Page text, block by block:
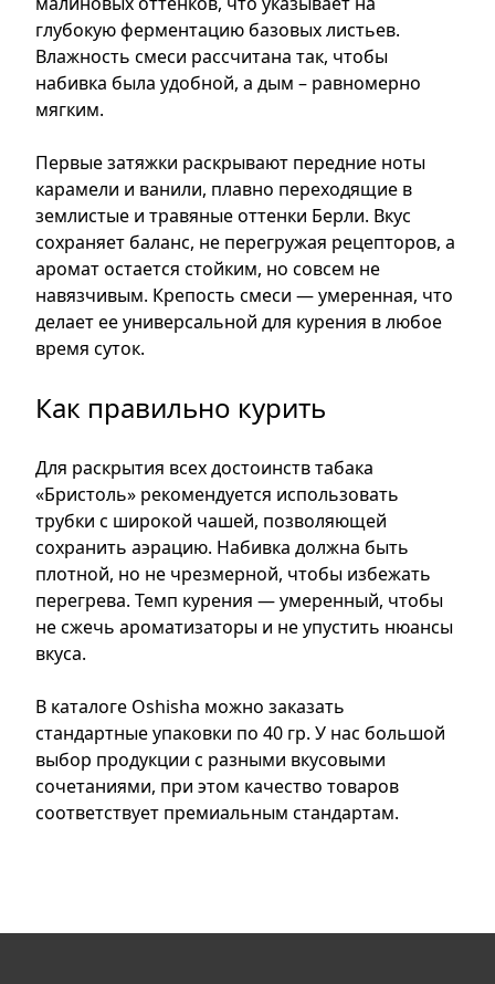
глубокую ферментацию базовых листьев.
Влажность смеси рассчитана так, чтобы
набивка была удобной, а дым – равномерно
мягким.
Первые затяжки раскрывают передние ноты
карамели и ванили, плавно переходящие в
землистые и травяные оттенки Берли. Вкус
сохраняет баланс, не перегружая рецепторов, а
аромат остается стойким, но совсем не
навязчивым. Крепость смеси — умеренная, что
делает ее универсальной для курения в любое
время суток.
Как правильно курить
Для раскрытия всех достоинств табака
«Бристоль» рекомендуется использовать
трубки с широкой чашей, позволяющей
сохранить аэрацию. Набивка должна быть
плотной, но не чрезмерной, чтобы избежать
перегрева. Темп курения — умеренный, чтобы
не сжечь ароматизаторы и не упустить нюансы
вкуса.
В каталоге Oshisha можно заказать
стандартные упаковки по 40 гр. У нас большой
выбор продукции с разными вкусовыми
сочетаниями, при этом качество товаров
соответствует премиальным стандартам.